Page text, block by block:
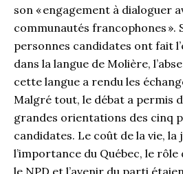
son « engagement à dialoguer
communautés francophones ».
personnes candidates ont fait
dans la langue de Molière,
cette langue a rendu les
Malgré tout, le débat a permis
grandes orientations des cinq
candidates. Le coût de la vie,
l’importance du Québec, le